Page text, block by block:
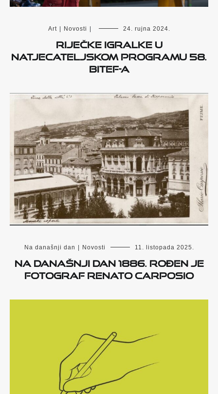
Art Novosti 24. rujna 2024.
Riječke Igralke u
natjecateljskom programu 58.
BITEF-a
Na današnji dan Novosti 11. listopada 2025.
Na današnji dan 1886. rođen je
fotograf Renato Carposio